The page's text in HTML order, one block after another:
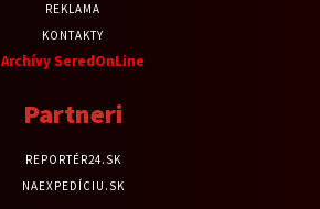
REKLAMA
KONTAKTY
Archívy SeredOnLine
Partneri
REPORTÉR24.SK
NAEXPEDÍCIU.SK